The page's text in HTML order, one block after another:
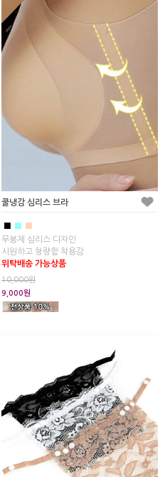
쿨냉감 심리스 브라
■ ■ ■
무봉제 심리스 디자인
시원하고 청량함 착용감
위탁배송 가능상품
10,000원
9,000원